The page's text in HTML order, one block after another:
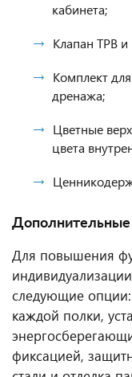
кабинета;
Клапан ТРВ и
Комплект
дренажа;
Цветные
цвета
Дополнительные
Для повышения
следующие опции:
каждой полки,
фиксацией,